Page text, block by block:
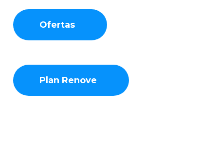
Ofertas
Plan Renove